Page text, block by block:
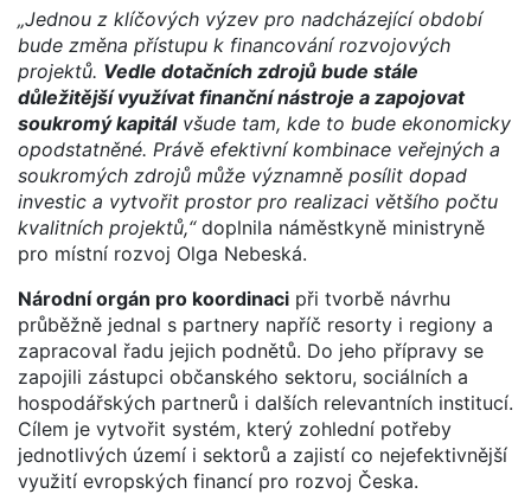
„Jednou z klíčových výzev pro nadcházející období
bude změna přístupu k financování rozvojových
projektů. Vedle dotačních zdrojů bude stále
důležitější využívat finanční nástroje a zapojovat
soukromý kapitálvšude tam, kde to bude ekonomicky
opodstatněné. Právě efektivní kombinace veřejných a
soukromých zdrojů může významně posílit dopad
investic a vytvořit prostor pro realizaci většího počtu
kvalitních projektů,“doplnila náměstkyně ministryně
pro místní rozvoj Olga Nebeská.
Národní orgán pro koordinaci při tvorbě návrhu
průběžně jednal s partnery napříč resorty i regiony a
zapracoval řadu jejich podnětů. Do jeho přípravy se
zapojili zástupci občanského sektoru, sociálních a
hospodářských partnerů i dalších relevantních institucí.
Cílem je vytvořit systém, který zohlední potřeby
jednotlivých území i sektorů a zajistí co nejefektivnější
využití evropských financí pro rozvoj Česka.